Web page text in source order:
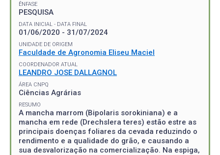
ÊNFASE
PESQUISA
DATA INICIAL - DATA FINAL
01/06/2020 - 31/07/2024
UNIDADE DE ORIGEM
Faculdade de Agronomia Eliseu Maciel
COORDENADOR ATUAL
LEANDRO JOSE DALLAGNOL
ÁREA CNPQ
Ciências Agrárias
RESUMO
A mancha marrom (Bipolaris sorokiniana) e a
mancha em rede (Drechslera teres) estão estre as
principais doenças foliares da cevada reduzindo o
rendimento e a qualidade do grão, e causando a
sua desvalorização na comercialização. Na espiga,